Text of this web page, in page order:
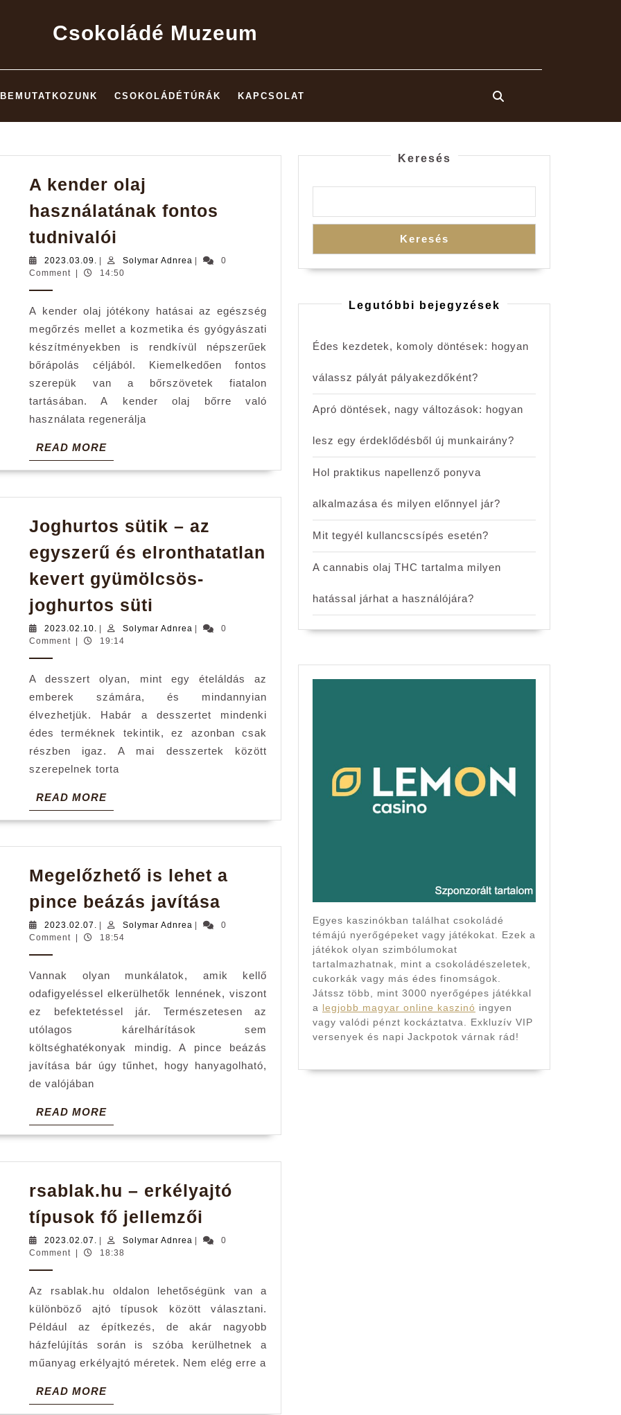
Csokoládé Muzeum
BEMUTATKOZUNK CSOKOLÁDÉTÚRÁK KAPCSOLAT
A kender olaj
használatának fontos
tudnivalói
kender
olaj
fontos
tudnivalói
2023.03.09. 2023.03.09.
Solymar Adnrea Solymar
0
Comment
14:50
A kender olaj jótékony hatásai az egészség
megőrzés mellet a kozmetika és gyógyászati
készítményekben is rendkívül népszerűek
bőrápolás céljából. Kiemelkedően fontos
szerepük van a bőrszövetek fiatalon
tartásában. A kender olaj bőrre való
használata regenerálja
READ MOREREAD
MORE
Joghurtos sütik – az
egyszerű és elronthatatlan
kevert gyümölcsös-
joghurtos süti
sütik
egyszerű
és
elronthatatlan
kevert
2023.02.10. 2023.02.10.
| Solymar Adnrea Solymar
|
0
Comment
| 19:14
A desszert olyan, mint egy ételáldás az
emberek számára, és mindannyian
élvezhetjük. Habár a desszertet mindenki
édes terméknek tekintik, ez azonban csak
részben igaz. A mai desszertek között
szerepelnek torta
READ MOREREAD
MORE
Megelőzhető is lehet a
pince beázás javítása
is
pince
beázás
javítása
2023.02.07. 2023.02.07.
Solymar Adnrea Solymar
0
Comment
18:54
Vannak olyan munkálatok, amik kellő
odafigyeléssel elkerülhetők lennének, viszont
ez befektetéssel jár. Természetesen az
utólagos kárelhárítások sem
költséghatékonyak mindig. A pince beázás
javítása bár úgy tűnhet, hogy hanyagolható,
de valójában
READ MOREREAD
MORE
rsablak.hu – erkélyajtó
típusok fő jellemzői
–
fő
jellemzői
2023.02.07. 2023.02.07.
| Solymar Adnrea Solymar
|
0
Comment
| 18:38
Az rsablak.hu oldalon lehetőségünk van a
különböző ajtó típusok között választani.
Például az építkezés, de akár nagyobb
házfelújítás során is szóba kerülhetnek a
műanyag erkélyajtó méretek. Nem elég erre a
READ MOREREAD
MORE
Keresés
Keresés
Legutóbbi bejegyzések
Édes kezdetek, komoly döntések: hogyan
válassz pályát pályakezdőként?
Apró döntések, nagy változások: hogyan
lesz egy érdeklődésből új munkairány?
Hol praktikus napellenző ponyva
alkalmazása és milyen előnnyel jár?
Mit tegyél kullancscsípés esetén?
A cannabis olaj THC tartalma milyen
hatással járhat a használójára?
Egyes kaszinókban találhat csokoládé
témájú nyerőgépeket vagy játékokat. Ezek a
játékok olyan szimbólumokat
tartalmazhatnak, mint a csokoládészeletek,
cukorkák vagy más édes finomságok.
Játssz több, mint 3000 nyerőgépes játékkal
a legjobb magyar online kaszinó ingyen
vagy valódi pénzt kockáztatva. Exkluzív VIP
versenyek és napi Jackpotok várnak rád!